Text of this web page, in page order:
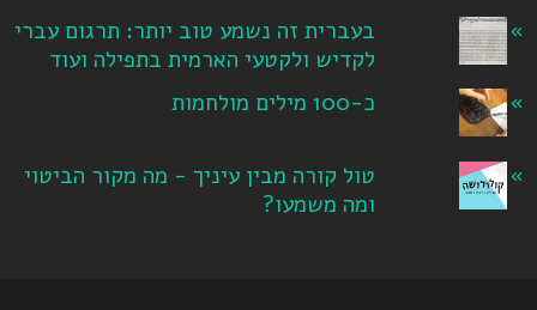
בעברית זה נשמע טוב יותר: תרגום עברי
לקדיש ולקטעי הארמית בתפילה ועוד
כ-100 מילים מולחמות
טול קורה מבין עיניך - מה מקור הביטוי
ומה משמעו?